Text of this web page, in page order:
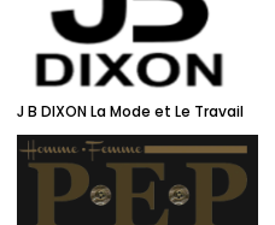
J B DIXON La Mode et Le Travail